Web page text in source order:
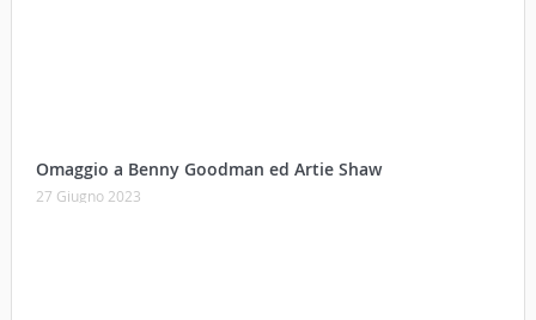
Omaggio a Benny Goodman ed Artie Shaw
27 Giugno 2023